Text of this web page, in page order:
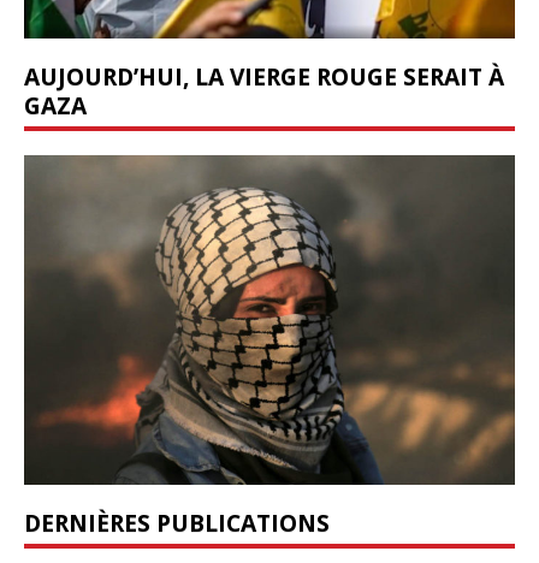
AUJOURD’HUI, LA VIERGE ROUGE SERAIT À
GAZA
DERNIÈRES PUBLICATIONS